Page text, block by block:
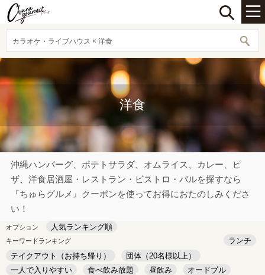
カラオケ・ライブハウス × 洋食
洋食
沖縄ハンバーグ、ポテトサラダ、オムライス、カレー、ピ
ザ、洋食居酒屋・レストラン・ビストロ・バルを探すなら
『ちゅらグルメ』クーポンを使ってお得におたのしみくださ
い！
オプション 人気ランキング順
キーワードランキング
ランチ
テイクアウト（お持ち帰り）
団体（20名様以上）
一人で入りやすい
食べ飲み放題 昼飲み
オードブル